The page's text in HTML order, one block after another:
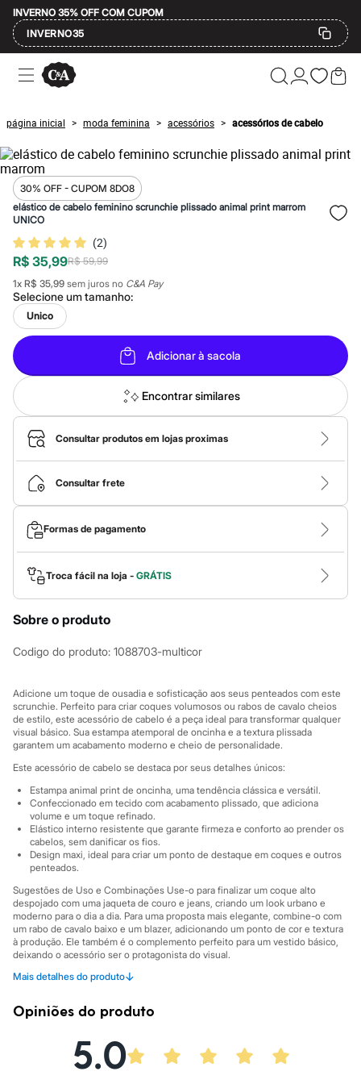
INVERNO 35% OFF COM CUPOM
INVERNO35
Ofertas
Compre por Departamento
Masculino
Infantil
Calçados
Mindse7
Plus Size
Até 20% off
Até 40% off
Até 60% off
A partir de 60% off
Feminino
Em alta
Inverno
Alfaiataria
Novidades
Roupas
Blusas e Camisetas
Básicos
Calças
Casacos e Jaquetas
Jeans
Macacões
Saias
Shorts e Bermudas
Vestidos
Acessórios
Bolsas
Bonés e Chapéus
Bijoux
Cintos
Óculos
Relógios
Calçados
Botas
Chinelos
Rasteirinhas
Sandálias
Tênis
Clock House
Mindset
Sawary
Yessica
Moda esportiva
Acessórios
Blusas
Calçados
Leggings
Shorts e Bermudas
Tops
Moda íntima
Calcinhas
Cintas e Modeladores
Meias
Pijamas
Sutiãs e Tops
Moda praia
Biquínis
Maiôs
Saídas de praia
Personagens
Plus size
Casacos e Jaquetas
página inicial > moda feminina > acessórios > acessórios de cabelo
30% OFF - CUPOM 8DO8
elástico de cabelo feminino scrunchie plissado animal print marrom
UNICO
(2)
R$ 35,99R$ 59,99
1x R$ 35,99 sem juros no C&A Pay
Selecione umtamanho:
Unico
Adicionar à sacola
Encontrar similares
Consultar produtos em lojas proximas
Consultar frete
Formas de pagamento
Troca fácil na loja - GRÁTIS
Sobre o produto
Codigo do produto: 1088703-multicor
Adicione um toque de ousadia e sofisticação aos seus penteados com este
scrunchie. Perfeito para criar coques volumosos ou rabos de cavalo cheios
de estilo, este acessório de cabelo é a peça ideal para transformar qualquer
visual básico. Sua estampa atemporal de oncinha e a textura plissada
garantem um acabamento moderno e cheio de personalidade.
Este acessório de cabelo se destaca por seus detalhes únicos:
Estampa animal print de oncinha, uma tendência clássica e versátil.
Confeccionado em tecido com acabamento plissado, que adiciona
volume e um toque refinado.
Elástico interno resistente que garante firmeza e conforto ao prender os
cabelos, sem danificar os fios.
Design maxi, ideal para criar um ponto de destaque em coques e outros
penteados.
Sugestões de Uso e Combinações Use-o para finalizar um coque alto
despojado com uma jaqueta de couro e jeans, criando um look urbano e
moderno para o dia a dia. Para uma proposta mais elegante, combine-o com
um rabo de cavalo baixo e um blazer, adicionando um ponto de cor e textura
à produção. Ele também é o complemento perfeito para um vestido básico,
deixando o acessório ser o protagonista do visual.
A gente se encontra na C&A! ❤
Mais detalhes do produto↓
Poliéster
Marcas
Accessory
Gênero
Feminino
Opiniões do produto
5.0